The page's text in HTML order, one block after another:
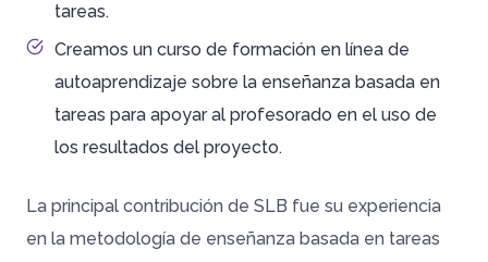
tareas.
Creamos un curso de formación en línea de
autoaprendizaje sobre la enseñanza basada en
tareas para apoyar al profesorado en el uso de
los resultados del proyecto.
La principal contribución de SLB fue su experiencia
en la metodología de enseñanza basada en tareas